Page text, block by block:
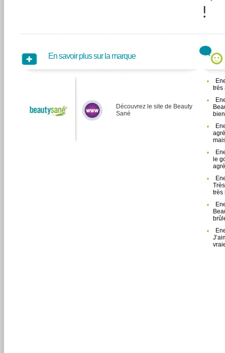
!
En savoir plus sur la marque
Découvrez le site de Beauty
Sané
très
le
très